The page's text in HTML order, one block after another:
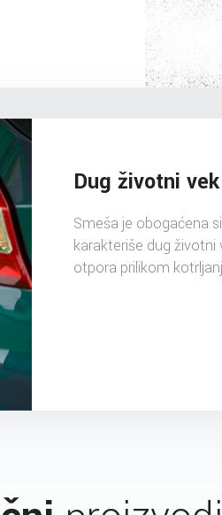
Dug životni
Smeša je obogaćena
karakteriše dug
otpora prilikom